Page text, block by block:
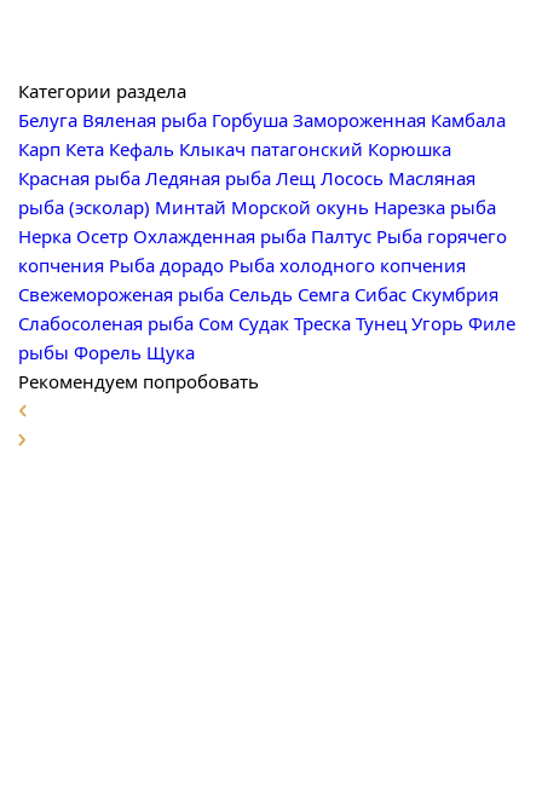
Категории раздела
Белуга Вяленая рыба Горбуша Замороженная Камбала
Карп Кета Кефаль Клыкач патагонский Корюшка
Красная рыба Ледяная рыба Лещ Лосось Масляная
рыба (эсколар) Минтай Морской окунь Нарезка рыба
Нерка Осетр Охлажденная рыба Палтус Рыба горячего
копчения Рыба дорадо Рыба холодного копчения
Свежемороженая рыба Сельдь Семга Сибас Скумбрия
Слабосоленая рыба Сом Судак Треска Тунец Угорь Филе
рыбы Форель Щука
Рекомендуем попробовать